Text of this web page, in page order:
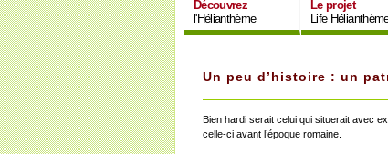
Découvrez
l'Hélianthème
Le projet
Life
Un peu d’histoire : un
Bien hardi serait celui qui situerait avec
celle-ci avant l’époque romaine.